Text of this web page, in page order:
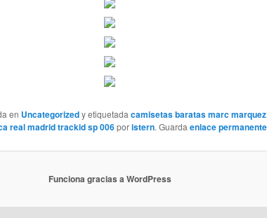
en Uncategorizedy etiquetadacamisetas baratas marc marquez
real madrid trackid sp 006poristern. Guardaenlace permanente
Funciona gracias a WordPress